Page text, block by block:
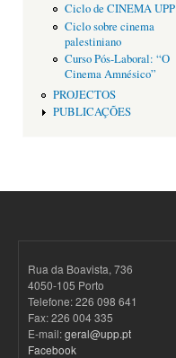
Ciclo de CINEMA UPP
Ciclo sobre cinema
palestiniano
Curso Pós-Laboral: “O
Cinema Amnésico”
PROJECTOS
PUBLICAÇÕES
Rua da Boavista, 736
4050-105 Porto
Telefone: 226 098 641
Fax: 226 004 335
E-mail:geral@upp.pt
Facebook